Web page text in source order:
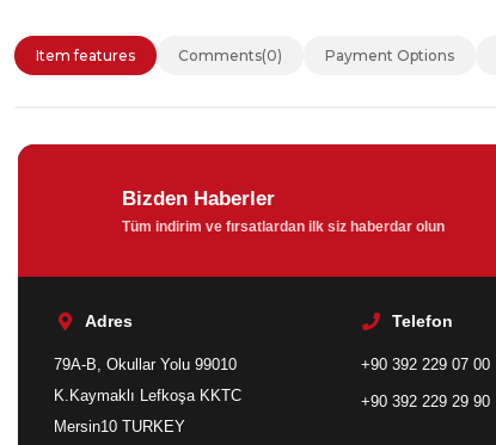
Item features Comments(0) Payment Options
Bizden Haberler
Tüm indirim ve fırsatlardan ilk siz haberdar olun
Adres
79A-B, Okullar Yolu 99010
K.Kaymaklı Lefkoşa KKTC
Mersin10 TURKEY
Telefon
+90 392 229 07 00
+90 392 229 29 90